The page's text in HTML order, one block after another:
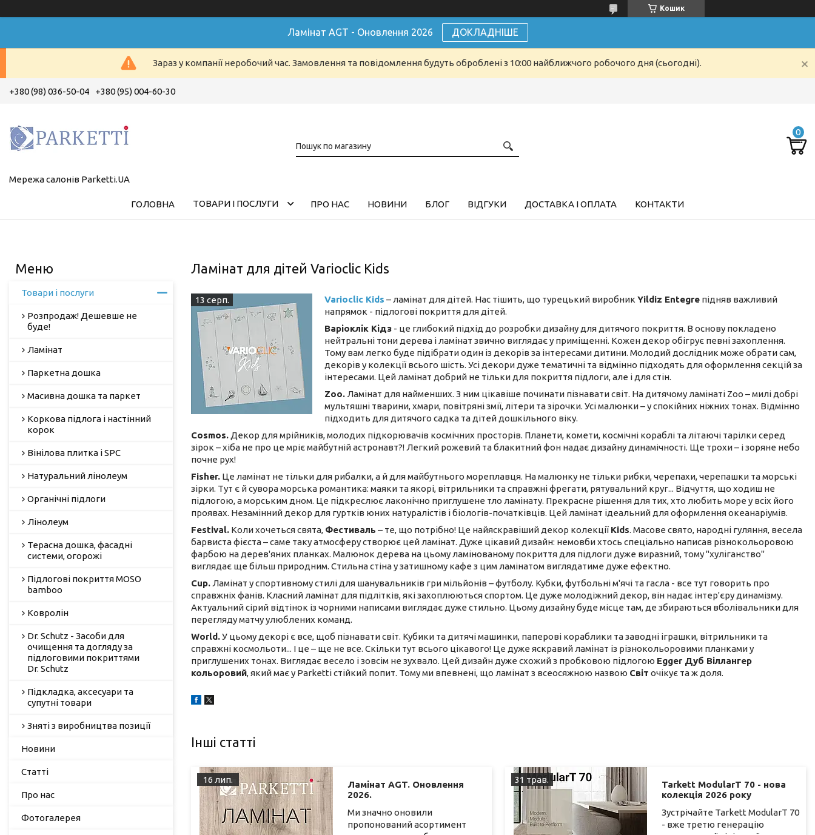
Кошик
Ламінат AGT - Оновлення 2026 ДОКЛАДНІШЕ
Зараз у компанії неробочий час. Замовлення та повідомлення будуть оброблені з 10:00 найближчого робочого дня (сьогодні).
+380 (98) 036-50-04 +380 (95) 004-60-30
Мережа салонів Parketti.UA
ГОЛОВНА ТОВАРИ І ПОСЛУГИ ПРО НАС НОВИНИ БЛОГ ВІДГУКИ ДОСТАВКА І ОПЛАТА КОНТАКТИ
Ламінат для дітей Varioclic Kids
13 серп. Varioclic Kids – ламінат для дітей. Нас тішить, що турецький виробник Yildiz Entegre підняв важливий
напрямок - підлогові покриття для дітей.
Варіоклік Кідз - це глибокий підхід до розробки дизайну для дитячого покриття. В основу покладено
нейтральні тони дерева і ламінат звично виглядає у приміщенні. Кожен декор обігрує певні захоплення.
Тому вам легко буде підібрати один із декорів за інтересами дитини. Молодий дослідник може обрати сам,
декорів у колекції всього шість. Усі декори дуже тематичні та відмінно підходять для оформлення секцій за
інтересами. Цей ламінат добрий не тільки для покриття підлоги, але і для стін.
Zoo. Ламінат для найменших. З ним цікавіше починати пізнавати світ. На дитячому ламінаті Zoo – милі добрі
мультяшні тварини, хмари, повітряні змії, літери та зірочки. Усі малюнки – у спокійних ніжних тонах. Відмінно
підходить для дитячого садка та дітей дошкільного віку.
Cosmos. Декор для мрійників, молодих підкорювачів космічних просторів. Планети, комети, космічні кораблі та літаючі тарілки серед
зірок – хіба не про це мріє майбутній астронавт?! Легкий рожевий та блакитний фон надає дизайну динамічності. Ще трохи – і зоряне небо
почне рух!
Fisher. Це ламінат не тільки для рибалки, а й для майбутнього мореплавця. На малюнку не тільки рибки, черепахи, черепашки та морські
зірки. Тут є й сувора морська романтика: маяки та якорі, вітрильники та справжні фрегати, рятувальний круг... Відчуття, що ходиш не
підлогою, а морським дном. Це підкреслює лаконічно приглушене тло ламінату. Прекрасне рішення для тих, хто любить море у всіх його
проявах. Незамінний декор для гуртків юних натуралістів і біологів-початківців. Цей ламінат ідеальний для оформлення океанаріумів.
Festival. Коли хочеться свята, Фестиваль – те, що потрібно! Це найяскравіший декор колекції Kids. Масове свято, народні гуляння, весела
барвиста фієста – саме таку атмосферу створює цей ламінат. Дуже цікавий дизайн: немовби хтось спеціально написав різнокольоровою
фарбою на дерев'яних планках. Малюнок дерева на цьому ламінованому покриття для підлоги дуже виразний, тому "хуліганство"
виглядає ще більш природним. Стильна стіна у затишному кафе з цим ламінатом виглядатиме дуже ефектно.
Cup. Ламінат у спортивному стилі для шанувальників гри мільйонів – футболу. Кубки, футбольні м'ячі та гасла - все тут говорить про
справжніх фанів. Класний ламінат для підлітків, які захоплюються спортом. Це дуже молодіжний декор, він надає інтер'єру динамізму.
Актуальний сірий відтінок із чорними написами виглядає дуже стильно. Цьому дизайну буде місце там, де збираються вболівальники для
перегляду матчу улюблених команд.
World.У цьому декорі є все, щоб пізнавати світ. Кубики та дитячі машинки, паперові кораблики та заводні іграшки, вітрильники та
справжні космольоти... І це – ще не все. Скільки тут всього цікавого! Це дуже яскравий ламінат із різнокольоровими планками у
приглушених тонах. Виглядає весело і зовсім не зухвало. Цей дизайн дуже схожий з пробковою підлогою Egger Дуб Віллангер
кольоровий, який має у Parketti стійкий попит. Тому ми впевнені, що ламінат з всеосяжною назвою Світ очікує та ж доля.
Інші статті
16 лип.
Ламінат AGT. Оновлення
2026.
Ми значно оновили
пропонований асортимент
31 трав.
Tarkett ModularT 70 - нова
колекція 2026 року
Зустрічайте Tarkett ModularT 70
- вже третю генерацію
Товари і послуги
Розпродаж! Дешевше не
буде!
Ламінат
Паркетна дошка
Масивна дошка та паркет
Коркова підлога і настінний
корок
Вінілова плитка і SPC
Натуральний лінолеум
Органічні підлоги
Лінолеум
Терасна дошка, фасадні
системи, огорожі
Підлогові покриття MOSO
bamboo
Ковролін
Dr. Schutz - Засоби для
очищення та догляду за
підлоговими покриттями
Dr. Schutz
Підкладка, аксесуари та
супутні товари
Зняті з виробництва позиції
Новини
Статті
Про нас
Фотогалерея